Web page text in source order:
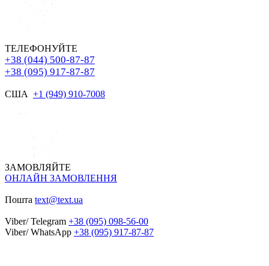
ТЕЛЕФОНУЙТЕ
+38 (044) 500-87-87
+38 (095) 917-87-87
США +1 (949) 910-7008
ЗАМОВЛЯЙТЕ
ОНЛАЙН ЗАМОВЛЕННЯ
Пошта text@text.ua
Viber/ Telegram +38 (095) 098-56-00
Viber/ WhatsApp +38 (095) 917-87-87